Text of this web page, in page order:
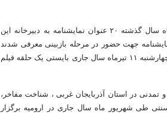
بر اساس اعلام دبیرخانه جشنواره تئاتر روشنا با اعلام فراخوان در ۱۹ دی ماه سال گذشته ۲۰ عنوان نمایشنامه به دبیرخانه این
بعد از بازخوانی شده توسط هیئت داوران ۱۰ عنوان نمایشنامه جهت حضور در مرحله بازبینی معرفی شدند
که در همین راستا کارگردانان نمایش‌های منتخب شده تا پایان وقت اداری روز چهارشنبه ۱۱ تیرماه سال جاری بایستی یک حلقه فیلم
تمدنی در استان آذربایجان غربی ، شناخت مفاخر،
طی شهریور ماه سال جاری در ارومیه برگزار